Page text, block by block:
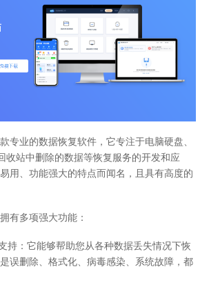
专业的数据恢复软件，它专注于电脑硬盘、
收站中删除的数据等恢复服务的开发和应
用、功能强大的特点而闻名，且具有高度的
有多项强大功能：
持：它能够帮助您从各种数据丢失情况下恢
误删除、格式化、病毒感染、系统故障，都